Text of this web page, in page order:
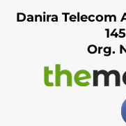
Danira Telecom
Org.